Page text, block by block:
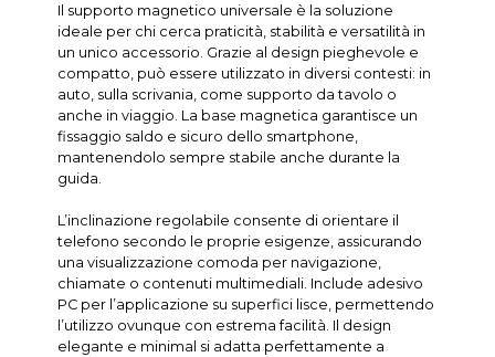
Il supporto magnetico universale è la soluzione
ideale per chi cerca praticità, stabilità e versatilità in
un unico accessorio. Grazie al design pieghevole e
compatto, può essere utilizzato in diversi contesti: in
auto, sulla scrivania, come supporto da tavolo o
anche in viaggio. La base magnetica garantisce un
fissaggio saldo e sicuro dello smartphone,
mantenendolo sempre stabile anche durante la
guida.
L’inclinazione regolabile consente di orientare il
telefono secondo le proprie esigenze, assicurando
una visualizzazione comoda per navigazione,
chiamate o contenuti multimediali. Include adesivo
PC per l’applicazione su superfici lisce, permettendo
l’utilizzo ovunque con estrema facilità. Il design
elegante e minimal si adatta perfettamente a